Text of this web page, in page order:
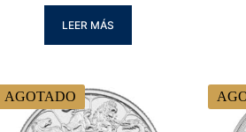
LEER MÁS
AGOTADO